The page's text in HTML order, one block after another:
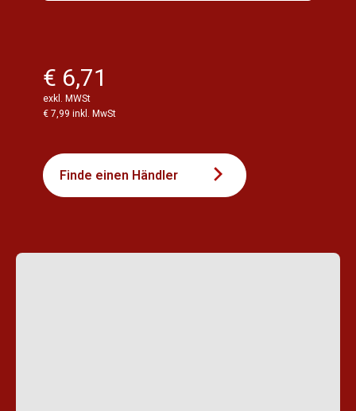
€ 6,71
exkl. MWSt
€ 7,99 inkl. MwSt
Finde einen Händler